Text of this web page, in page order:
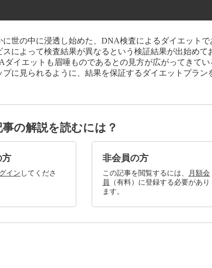
に世の中に浸透し始めた、DNA検査によるダイエットで
によって検査結果が異なるという検証結果が出始めて
ダイエットも眉唾ものであるとの見方が広がってきてい
プに見られるように、結果を保証するダイエットプラ
の解説を読むには？
方
イン してくださ
非会員の方
この記事を閲覧するには、
月額会
員
（有料）に登録する必要があり
ます。